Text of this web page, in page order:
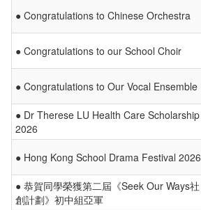
● Congratulations to Chinese Orchestra
● Congratulations to our School Choir
● Congratulations to Our Vocal Ensemble
● Dr Therese LU Health Care Scholarship
2026
● Hong Kong School Drama Festival 2026
● 恭賀同學榮獲第二屆《Seek Our Ways社
創計劃》初中組亞軍